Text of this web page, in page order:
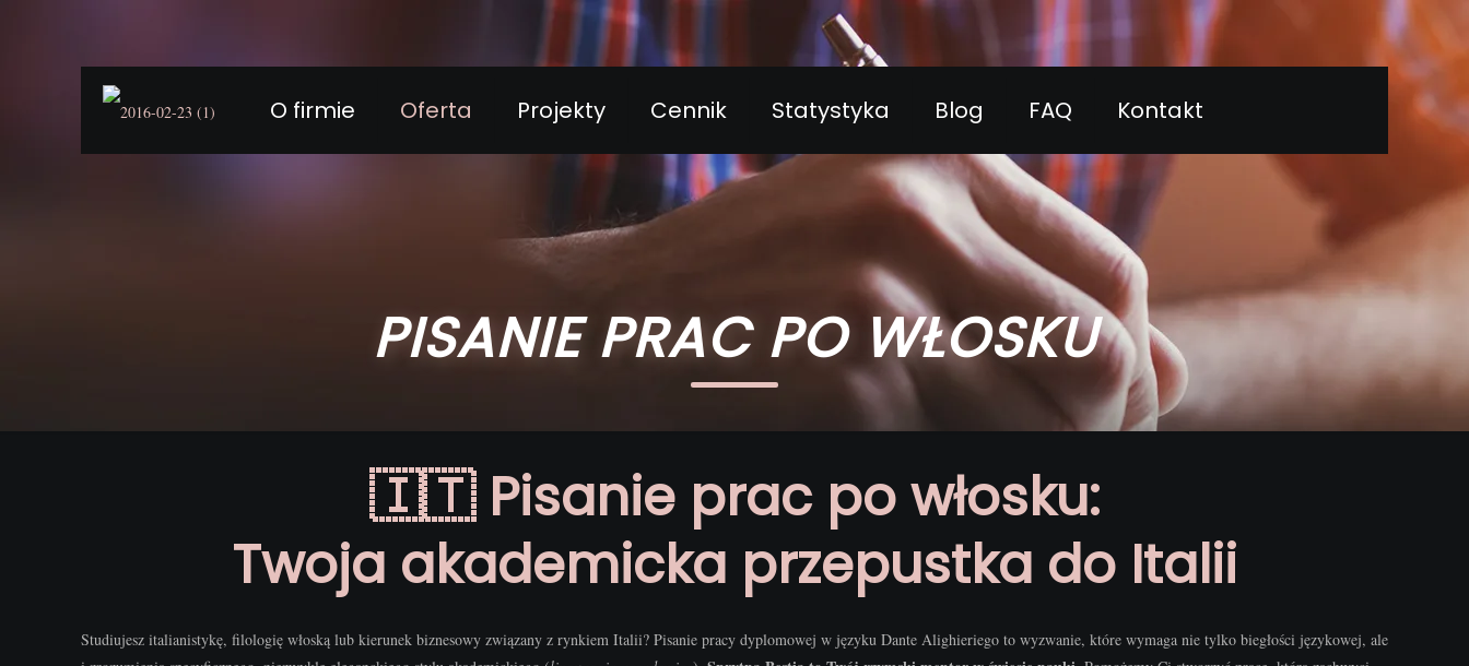
O firmie Oferta Projekty Cennik Statystyka Blog FAQ Kontakt
PISANIE PRAC PO WŁOSKU
🇮🇹 Pisanie prac po włosku:
Twoja akademicka przepustka do Italii
Studiujesz italianistykę, filologię włoską lub kierunek biznesowy związany z rynkiem Italii? Pisanie pracy dyplomowej w języku Dante Alighieriego to wyzwanie, które wymaga nie tylko biegłości językowej, ale